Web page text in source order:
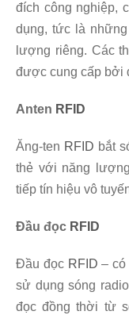
đích công nghiệp,
dụng, tức là
lượng riêng. Các
được cung cấp bởi
Anten RFID
Ăng-ten RFID bắt
thẻ với năng
tiếp tín hiệu vô
Đầu đọc RFID
Đầu đọc RFID – có
sử dụng sóng
đọc đồng thời từ